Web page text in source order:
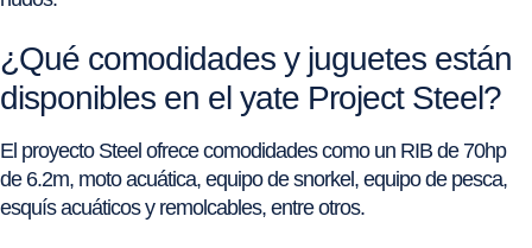
¿Qué comodidades y juguetes están
disponibles en el yate Project Steel?
El proyecto Steel ofrece comodidades como un RIB de 70hp
de 6.2m, moto acuática, equipo de snorkel, equipo de pesca,
esquís acuáticos y remolcables, entre otros.